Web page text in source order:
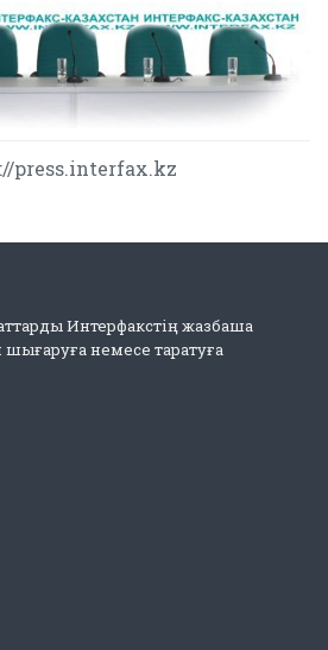
press.interfax.kz
Интерфакстің жазбаша
шығаруға немесе таратуға